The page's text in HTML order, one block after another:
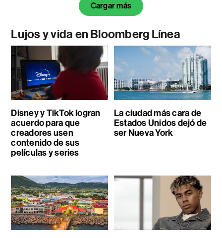
Cargar más
Lujos y vida en Bloomberg Línea
Disney y TikTok logran
acuerdo para que
creadores usen
contenido de sus
películas y series
La ciudad más cara de
Estados Unidos dejó de
ser Nueva York